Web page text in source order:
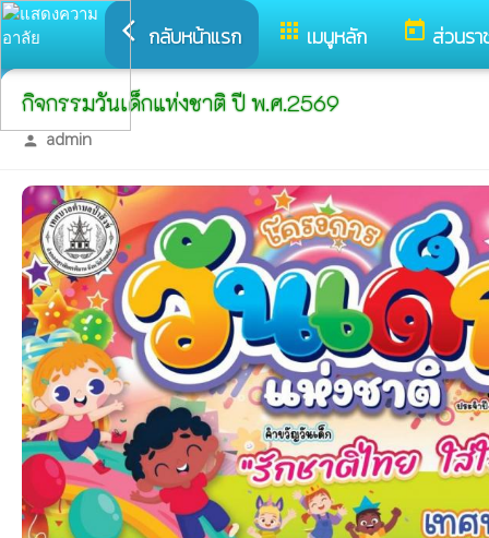
arrow_back_ios กลับหน้าแรก apps เมนูหลัก today ส่วนรา
กิจกรรมวันเด็กแห่งชาติ ปี พ.ศ.2569
person admin